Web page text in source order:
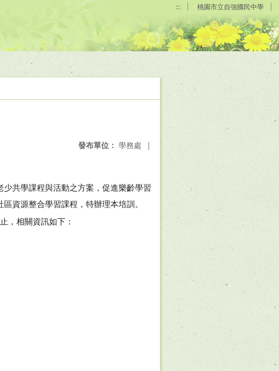
::: 桃園市立自強國民中學
發布單位： 學務處 |
共學課程與活動之方案，促進樂齡學習
資源整合學習課程，特辦理本培訓。
，相關資訊如下：